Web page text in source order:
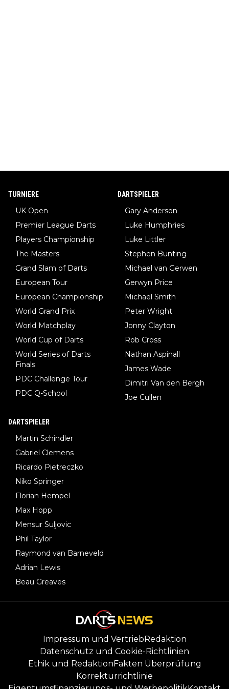
TURNIERE
UK Open
Premier League Darts
Players Championship
The Masters
Grand Slam of Darts
European Tour
European Championship
World Grand Prix
World Matchplay
World Cup of Darts
World Series of Darts
Finals
PDC Challenge Tour
PDC Q-School
DARTSPIELER
Gary Anderson
Luke Humphries
Luke Littler
Stephen Bunting
Michael van Gerwen
Gerwyn Price
Michael Smith
Peter Wright
Jonny Clayton
Rob Cross
Nathan Aspinall
James Wade
Dimitri Van den Bergh
Joe Cullen
DARTSPIELER
Martin Schindler
Gabriel Clemens
Ricardo Pietreczko
Niko Springer
Florian Hempel
Max Hopp
Mensur Suljovic
Phil Taylor
Raymond van Barneveld
Adrian Lewis
Beau Greaves
Impressum und Vertrieb Redaktion
Datenschutz und Cookie-Richtlinien
Ethik und Redaktion Fakten Überprüfung
Korrekturrichtlinie